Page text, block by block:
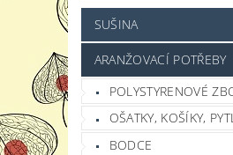
JAK NAKUPOVAT
SUŠINA
ARANŽOVACÍ POTŘEBY
POLYSTYRENOVÉ
OŠATKY, KOŠÍKY,
BODCE